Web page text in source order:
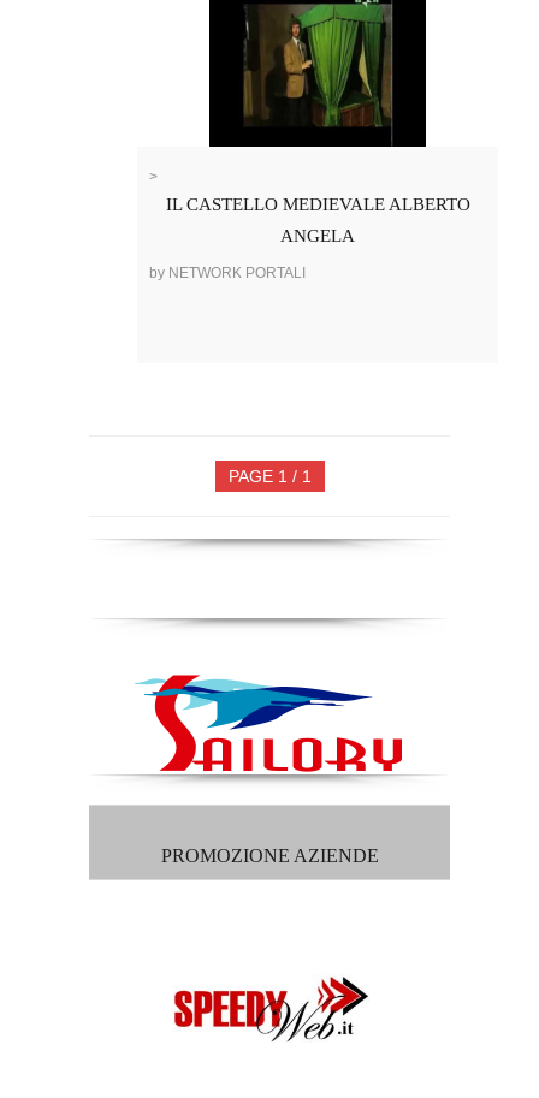
>
IL CASTELLO MEDIEVALE ALBERTO
ANGELA
by NETWORK PORTALI
PAGE 1 / 1
PROMOZIONE AZIENDE